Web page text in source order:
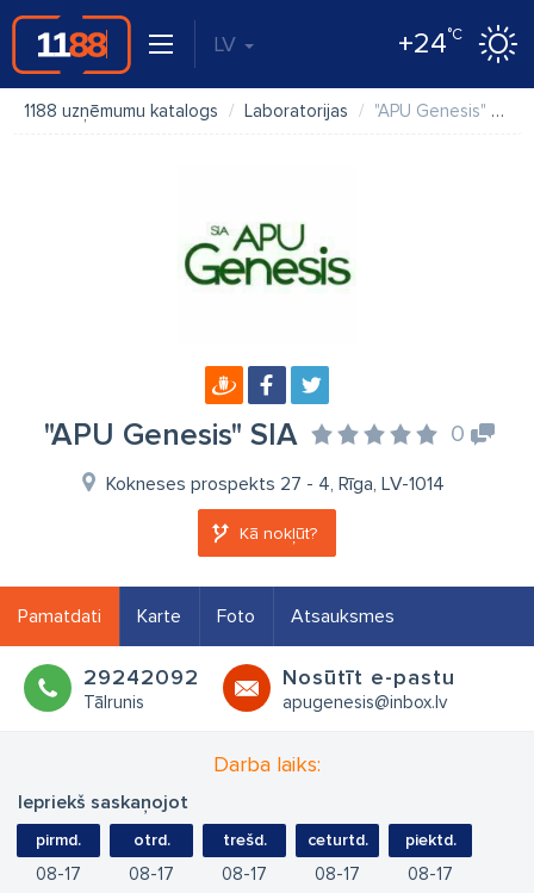
LV +24°C
1188 uzņēmumu katalogs Laboratorijas "APU Genesis" SIA
"APU Genesis" SIA 0
Kokneses prospekts 27 - 4, Rīga, LV-1014
Kā nokļūt?
Pamatdati Karte Foto Atsauksmes
29242092
Tālrunis
Nosūtīt e-pastu
apugenesis@inbox.lv
Darba laiks:
Iepriekš saskaņojot
pirmd.
08 17
otrd.
08 17
trešd.
08 17
ceturtd.
08 17
piektd.
08 17